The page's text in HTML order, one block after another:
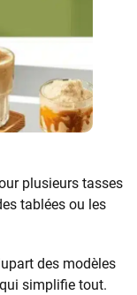
plusieurs tasses
tablées ou les
des modèles
simplifie tout.